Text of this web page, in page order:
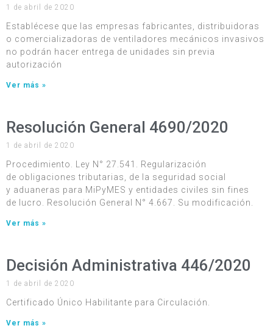
1 de abril de 2020
Establécese que las empresas fabricantes, distribuidoras
o comercializadoras de ventiladores mecánicos invasivos
no podrán hacer entrega de unidades sin previa
autorización
Ver más »
Resolución General 4690/2020
1 de abril de 2020
Procedimiento. Ley N° 27.541. Regularización
de obligaciones tributarias, de la seguridad social
y aduaneras para MiPyMES y entidades civiles sin fines
de lucro. Resolución General N° 4.667. Su modificación.
Ver más »
Decisión Administrativa 446/2020
1 de abril de 2020
Certificado Único Habilitante para Circulación.
Ver más »